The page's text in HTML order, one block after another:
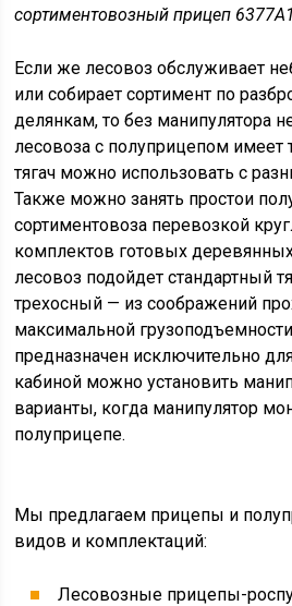
сортиментовозный прицеп 6377А1
Если же лесовоз обслуживает
или собирает сортимент по
делянкам, то без манипулятора
лесовоза с полуприцепом имеет
тягач можно использовать с
Также можно занять простои
сортиментовоза перевозкой
комплектов готовых
лесовоз подойдет стандартный
трехосный — из соображений
максимальной
предназначен исключительно
кабиной можно установить
варианты, когда манипулятор
полуприцепе.
Мы предлагаем прицепы и
видов и комплектаций:
Лесовозные прицепы-